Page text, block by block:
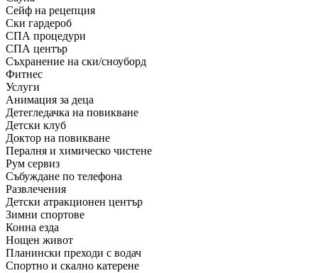
Сейф на рецепция
Ски гардероб
СПА процедури
СПА център
Съхранение на ски/сноуборд
Фитнес
Услуги
Анимация за деца
Детегледачка на повикване
Детски клуб
Доктор на повикване
Пералня и химическо чистене
Рум сервиз
Събуждане по телефона
Развлечения
Детски атракционен център
Зимни спортове
Конна езда
Нощен живот
Планински преходи с водач
Спортно и скално катерене